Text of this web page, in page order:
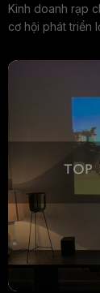
Kinh doanh rạp
cơ hội phát triển